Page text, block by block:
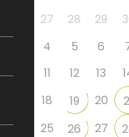
27 28 29
4
5 6
11
12 13
18
19 20
25
26 27